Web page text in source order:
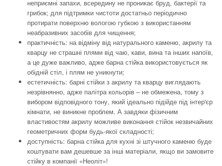
неприємні запахи, всередину не проникає бруд, бактерії та
грибок; для підтримки чистоти достатньо періодично
протирати поверхню вологою губкою з використанням
неабразивних засобів для чищення;
практичність: на відміну від натурального каменю, акрилу та
кварцу не страшні плями від чаю, кави, вина та інших напоїв,
а це дуже важливо, адже барна стійка використовується як
обідній стіл, і плям не уникнути;
естетичність: барні стійки з акрилу та кварцу виглядають
незрівнянно, адже палітра кольорів – не обмежена, тому з
вибором відповідного тону, який ідеально підійде під інтер'єр
кімнати, не виникне проблем. А завдяки фізичним
властивостям акрилу можливе виконання стійок незвичайних
геометричних форм будь-якої складності;
доступність: барна стійка для кухні зі штучного каменю буде
коштувати вам дешевше за інші матеріали, якщо ви замовите
стійку в компанії «Неоліт»!